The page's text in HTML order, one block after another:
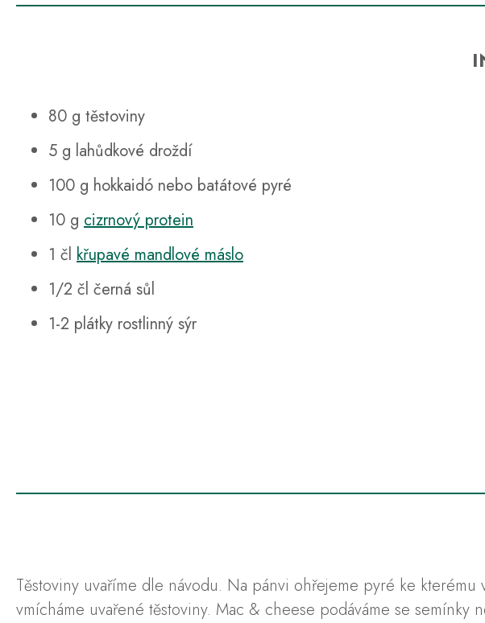
80 g těstoviny
5 g lahůdkové droždí
100 g hokkaidó nebo batátové pyré
10 g cizrnový protein
1 čl křupavé mandlové máslo
1/2 čl černá sůl
1-2 plátky rostlinný sýr
Těstoviny uvaříme dle návodu. Na pánvi ohřejeme pyré ke
vmícháme uvařené těstoviny. Mac & cheese podáváme se semínky